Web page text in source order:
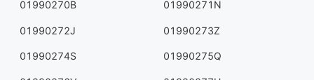
01990270B 01990271N
01990272J 01990273Z
01990274S 01990275Q